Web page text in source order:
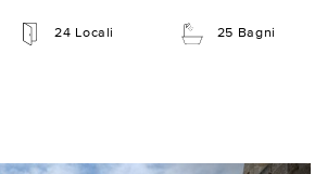
24 Locali 25 Bagni